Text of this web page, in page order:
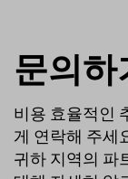
문의하
비용 효율적인
게 연락해 주세
귀하 지역의 파